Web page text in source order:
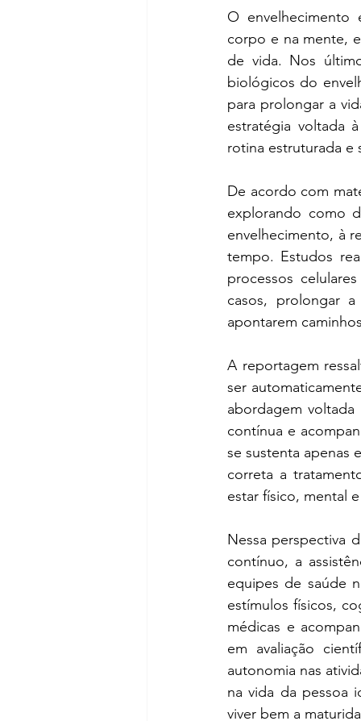
O envelhecimento
corpo e na mente,
de vida. Nos
biológicos do
para prolongar a
estratégia voltada
rotina estruturada e
De acordo com
explorando como
envelhecimento, à
tempo. Estudos
processos
casos, prolongar
apontarem
A reportagem
ser
abordagem
contínua e
se sustenta apenas
correta a
estar físico, mental
Nessa perspectiva
contínuo, a
equipes de saúde
estímulos físicos,
médicas e
em avaliação
autonomia nas
na vida da pessoa
viver bem a